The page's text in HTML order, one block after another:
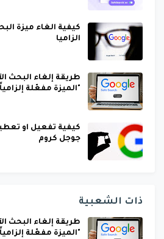
كيفية الغاء ميزة
الزاميا
طريقة إلغاء البحث
"الميزة مفعّلة
كيفية تفعيل او
جوجل كروم
ذات الشعبية
طريقة إلغاء البحث
"الميزة مفعّلة